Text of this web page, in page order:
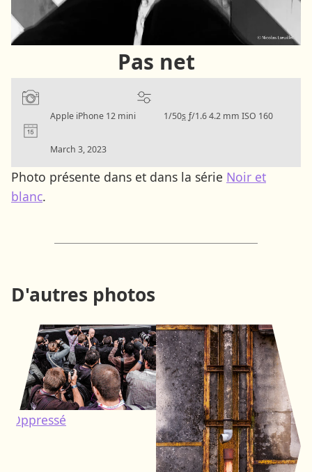
Pas net
Apple iPhone 12 mini
1/50s ƒ/1.64.2 mm ISO 160
March 3, 2023
Photo présente dans et dans la série Noir et
blanc.
D'autres photos
Oppressé